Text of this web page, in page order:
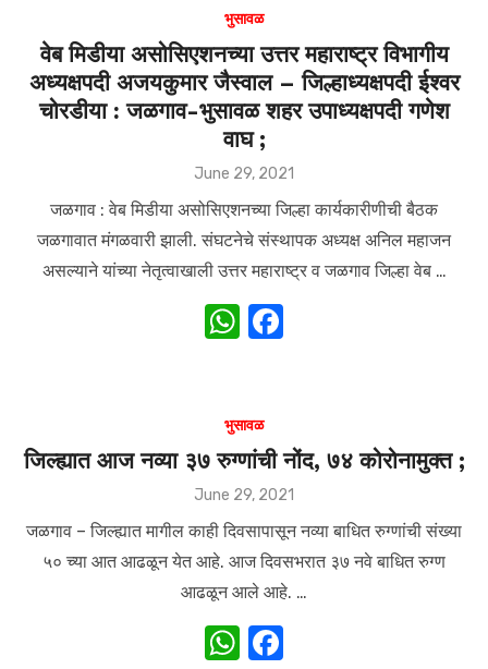
s
A
p
p
b
o
o
k
भुसावळ
वेब मिडीया असोसिएशनच्या उत्तर महाराष्ट्र विभागीय
अध्यक्षपदी अजयकुमार जैस्वाल – जिल्हाध्यक्षपदी ईश्‍वर
चोरडीया : जळगाव-भुसावळ शहर उपाध्यक्षपदी गणेश
वाघ ;
Posted
June 29, 2021
जळगाव : वेब मिडीया असोसिएशनच्या जिल्हा कार्यकारीणीची बैठक
जळगावात मंगळवारी झाली. संघटनेचे संस्थापक अध्यक्ष अनिल महाजन
असल्याने यांच्या नेतृत्वाखाली उत्तर महाराष्ट्र व जळगाव जिल्हा वेब …
W
s
A
p
p
b
o
o
k
भुसावळ
जिल्ह्यात आज नव्या ३७ रुग्णांची नोंद, ७४ कोरोनामुक्त ;
Posted
June 29, 2021
जळगाव – जिल्ह्यात मागील काही दिवसापासून नव्या बाधित रुग्णांची संख्या
५० च्या आत आढळून येत आहे. आज दिवसभरात ३७ नवे बाधित रुग्ण
आढळून आले आहे. …
W